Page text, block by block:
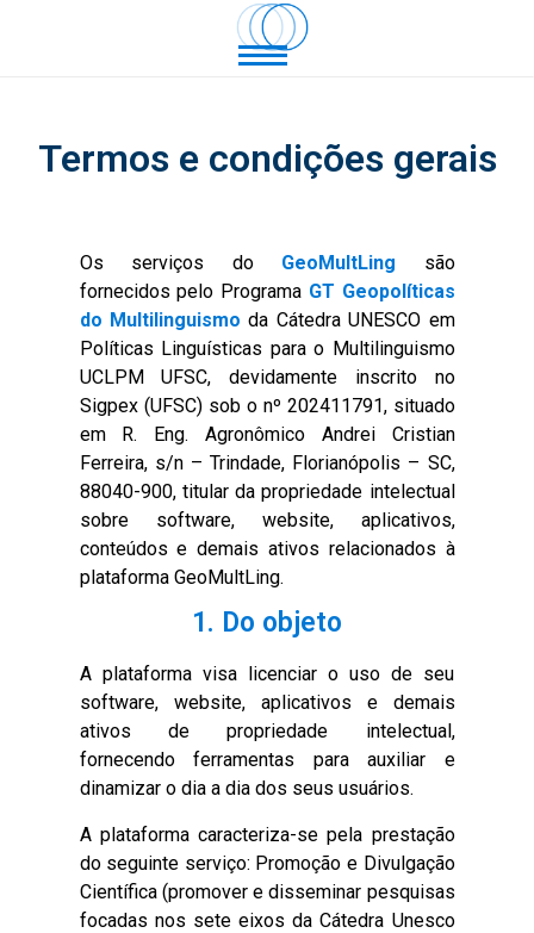
Termos e condições gerais
Os serviços do GeoMultLing são
fornecidos pelo Programa GT Geopolíticas
do Multilinguismo da Cátedra UNESCO em
Políticas Linguísticas para o Multilinguismo
UCLPM UFSC, devidamente inscrito no
Sigpex (UFSC) sob o nº 202411791, situado
em R. Eng. Agronômico Andrei Cristian
Ferreira, s/n – Trindade, Florianópolis – SC,
88040-900, titular da propriedade intelectual
sobre software, website, aplicativos,
conteúdos e demais ativos relacionados à
plataforma GeoMultLing.
1. Do objeto
A plataforma visa licenciar o uso de seu
software, website, aplicativos e demais
ativos de propriedade intelectual,
fornecendo ferramentas para auxiliar e
dinamizar o dia a dia dos seus usuários.
A plataforma caracteriza-se pela prestação
do seguinte serviço: Promoção e Divulgação
Científica (promover e disseminar pesquisas
focadas nos sete eixos da Cátedra Unesco